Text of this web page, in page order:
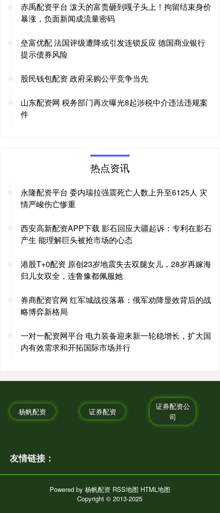
赤禹配资平台 泼天的富贵砸到嘎子头上！拘留结束身价
暴涨，负面新闻成流量密码
垒富优配 法国评级遭降或引发连锁反应 德国商业银行
提示债券风险
股民钱包配资 政府采购公平竞争当先
山东配资网 税务部门再次曝光8起涉税中介违法违规案
件
热点资讯
永隆配资平台 委内瑞拉强震死亡人数上升至6125人 灾
情严峻伤亡惨重
西安高新配资APP下载 影石回应大疆起诉：专利在影石
产生 能理解巨头被抢市场的心态
港股T+0配资 原创23岁地震失去双腿女儿，28岁再嫁海
归儿女双全，连鲁豫都佩服她
券商配资官网 红军城战役落幕：俄军劝降显效背后的战
略博弈新格局
一对一配资网平台 电力装备迎来新一轮稳增长，扩大国
内有效需求和开拓国际市场并行
杨帆配资 证券配资
证券配资公
司
友情链接：
Powered by 杨帆配资 RSS地图 HTML地图
Copyright© 2013-2025